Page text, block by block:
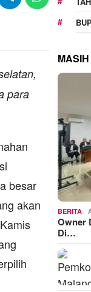
para
besar
akan
BERITA
Owner
Di…